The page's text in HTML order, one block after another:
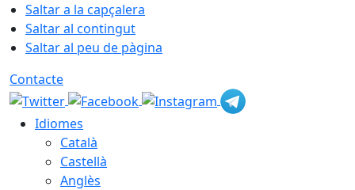
Saltar a la capçalera
Saltar al contingut
Saltar al peu de pàgina
Contacte
Idiomes
Català
Castellà
Anglès